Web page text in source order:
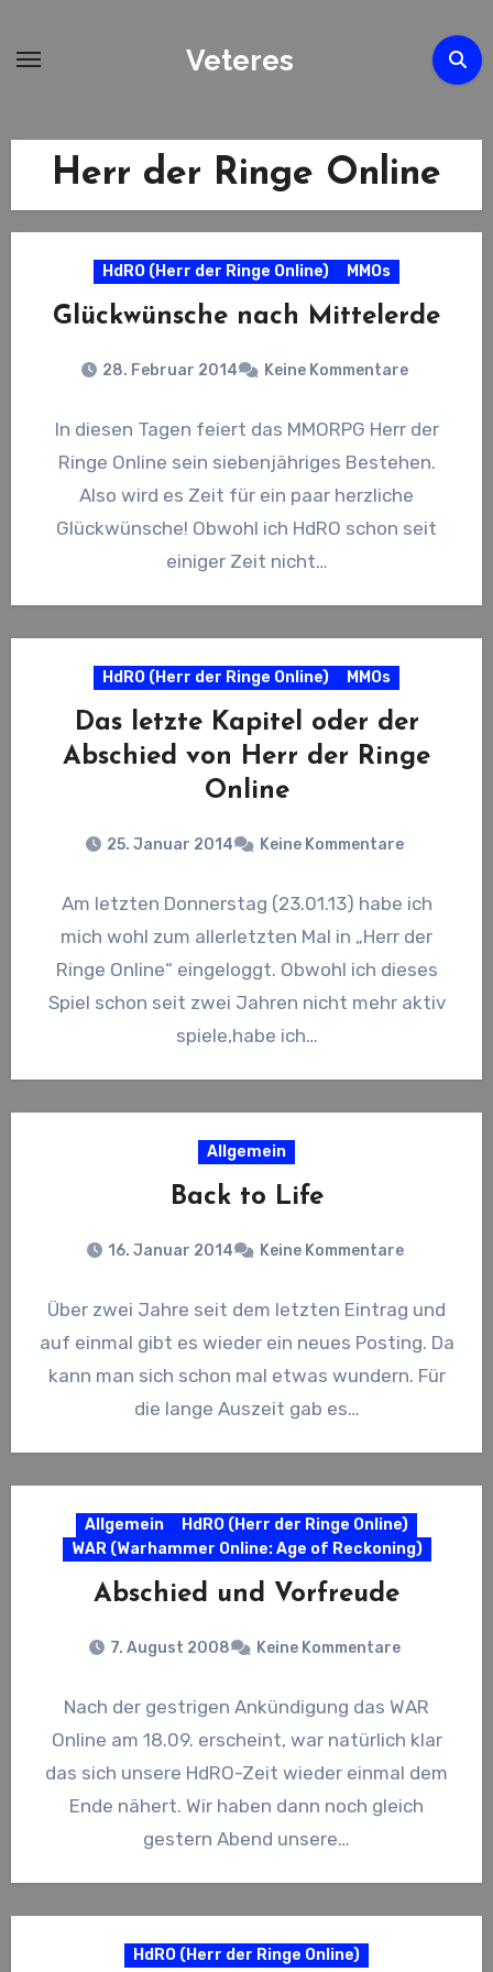
Veteres
Herr der Ringe Online
HdRO (Herr der Ringe Online) MMOs
Glückwünsche nach Mittelerde
28. Februar 2014 Keine Kommentare
In diesen Tagen feiert das MMORPG Herr der
Ringe Online sein siebenjähriges Bestehen.
Also wird es Zeit für ein paar herzliche
Glückwünsche! Obwohl ich HdRO schon seit
einiger Zeit nicht…
HdRO (Herr der Ringe Online) MMOs
Das letzte Kapitel oder der
Abschied von Herr der Ringe
Online
25. Januar 2014 Keine Kommentare
Am letzten Donnerstag (23.01.13) habe ich
mich wohl zum allerletzten Mal in „Herr der
Ringe Online“ eingeloggt. Obwohl ich dieses
Spiel schon seit zwei Jahren nicht mehr aktiv
spiele,habe ich…
Allgemein
Back to Life
16. Januar 2014 Keine Kommentare
Über zwei Jahre seit dem letzten Eintrag und
auf einmal gibt es wieder ein neues Posting. Da
kann man sich schon mal etwas wundern. Für
die lange Auszeit gab es…
Allgemein
HdRO (Herr der Ringe Online)
WAR (Warhammer Online: Age of Reckoning)
Abschied und Vorfreude
7. August 2008 Keine Kommentare
Nach der gestrigen Ankündigung das WAR
Online am 18.09. erscheint, war natürlich klar
das sich unsere HdRO-Zeit wieder einmal dem
Ende nähert. Wir haben dann noch gleich
gestern Abend unsere…
HdRO (Herr der Ringe Online)